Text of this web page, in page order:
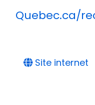
Quebec.ca/
Site internet